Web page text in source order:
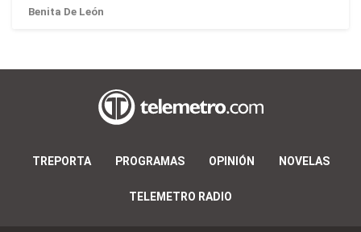
Benita De León
TREPORTA PROGRAMAS OPINIÓN NOVELAS
TELEMETRO RADIO